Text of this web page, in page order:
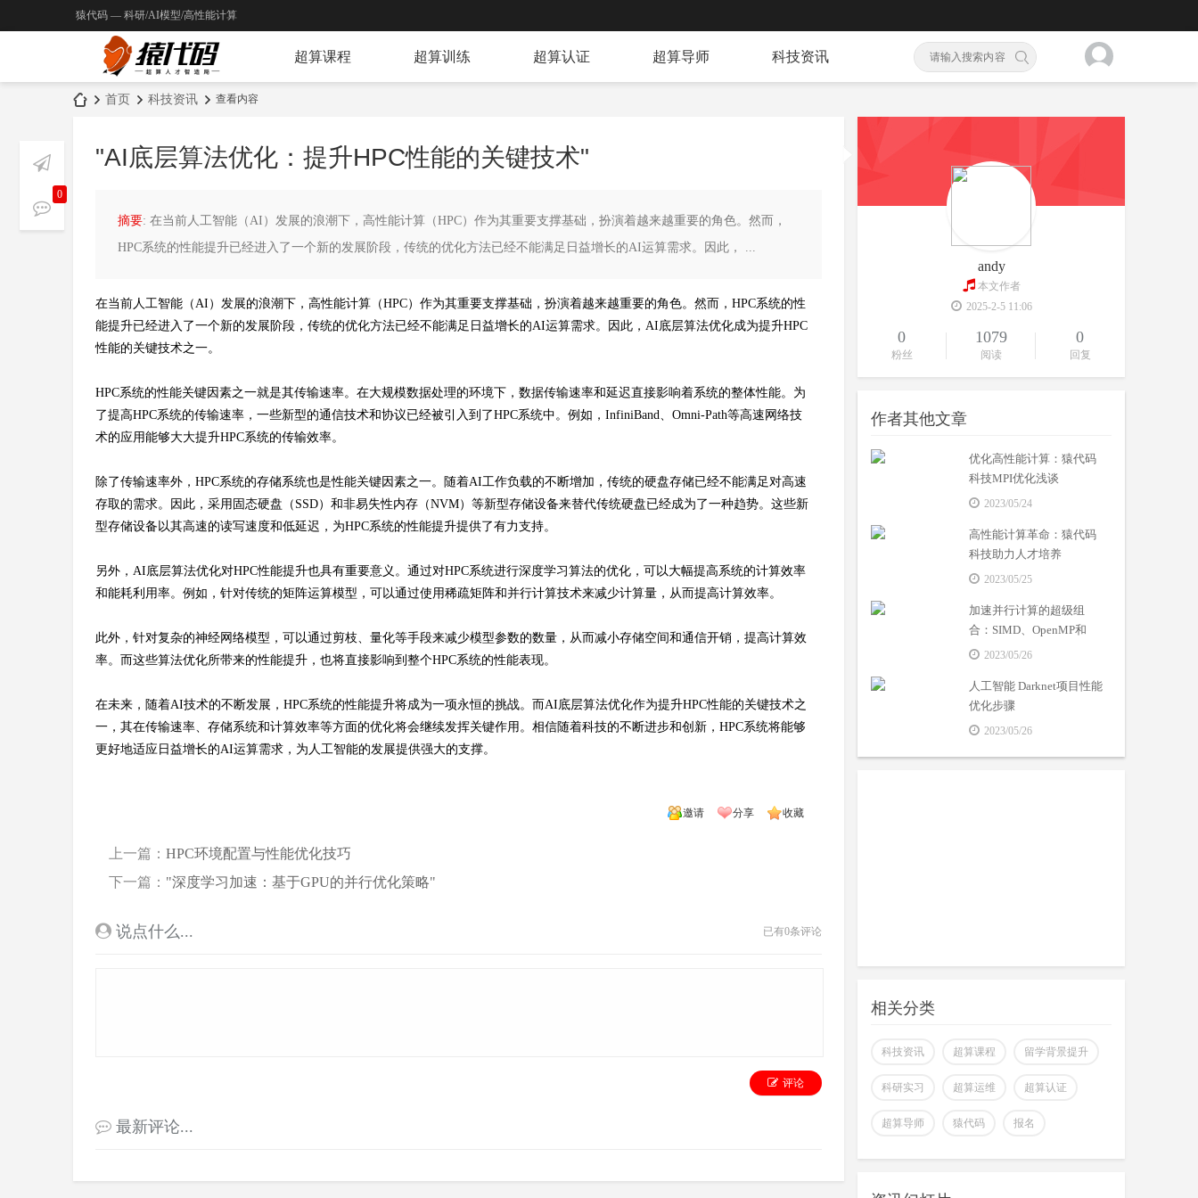
猿代码 — 科研/AI模型/高性能计算
超算课程 超算训练 超算认证 超算导师 科技资讯
首页 科技资讯 查看内容
0
"AI底层算法优化：提升HPC性能的关键技术"
摘要: 在当前人工智能（AI）发展的浪潮下，高性能计算（HPC）作为其重要支撑基础，扮演着越来越重要的角色。然而，
HPC系统的性能提升已经进入了一个新的发展阶段，传统的优化方法已经不能满足日益增长的AI运算需求。因此， ...
在当前人工智能（AI）发展的浪潮下，高性能计算（HPC）作为其重要支撑基础，扮演着越来越重要的角色。然而，HPC系统的性
能提升已经进入了一个新的发展阶段，传统的优化方法已经不能满足日益增长的AI运算需求。因此，AI底层算法优化成为提升HPC
性能的关键技术之一。
HPC系统的性能关键因素之一就是其传输速率。在大规模数据处理的环境下，数据传输速率和延迟直接影响着系统的整体性能。为
了提高HPC系统的传输速率，一些新型的通信技术和协议已经被引入到了HPC系统中。例如，InfiniBand、Omni-Path等高速网络技
术的应用能够大大提升HPC系统的传输效率。
除了传输速率外，HPC系统的存储系统也是性能关键因素之一。随着AI工作负载的不断增加，传统的硬盘存储已经不能满足对高速
存取的需求。因此，采用固态硬盘（SSD）和非易失性内存（NVM）等新型存储设备来替代传统硬盘已经成为了一种趋势。这些新
型存储设备以其高速的读写速度和低延迟，为HPC系统的性能提升提供了有力支持。
另外，AI底层算法优化对HPC性能提升也具有重要意义。通过对HPC系统进行深度学习算法的优化，可以大幅提高系统的计算效率
和能耗利用率。例如，针对传统的矩阵运算模型，可以通过使用稀疏矩阵和并行计算技术来减少计算量，从而提高计算效率。
此外，针对复杂的神经网络模型，可以通过剪枝、量化等手段来减少模型参数的数量，从而减小存储空间和通信开销，提高计算效
率。而这些算法优化所带来的性能提升，也将直接影响到整个HPC系统的性能表现。
在未来，随着AI技术的不断发展，HPC系统的性能提升将成为一项永恒的挑战。而AI底层算法优化作为提升HPC性能的关键技术之
一，其在传输速率、存储系统和计算效率等方面的优化将会继续发挥关键作用。相信随着科技的不断进步和创新，HPC系统将能够
更好地适应日益增长的AI运算需求，为人工智能的发展提供强大的支撑。
收藏
分享
邀请
上一篇： HPC环境配置与性能优化技巧
下一篇： "深度学习加速：基于GPU的并行优化策略"
说点什么... 已有0条评论
评论
最新评论...
andy
本文作者
2025-2-5 11:06
0
粉丝
1079
阅读
0
回复
作者其他文章
优化高性能计算：猿代码
科技MPI优化浅谈
2023/05/24
高性能计算革命：猿代码
科技助力人才培养
2023/05/25
加速并行计算的超级组
合：SIMD、OpenMP和
MPI技术的融合应用
2023/05/26
人工智能 Darknet项目性能
优化步骤
2023/05/26
相关分类
科技资讯 超算课程 留学背景提升
科研实习 超算运维 超算认证
超算导师 猿代码 报名